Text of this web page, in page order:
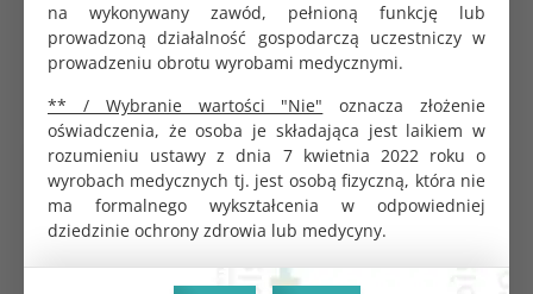
na wykonywany zawód, pełnioną funkcję lub
prowadzoną działalność gospodarczą uczestniczy w
prowadzeniu obrotu wyrobami medycznymi.
** / Wybranie wartości "Nie" oznacza złożenie
oświadczenia, że osoba je składająca jest laikiem w
rozumieniu ustawy z dnia 7 kwietnia 2022 roku o
wyrobach medycznych tj. jest osobą fizyczną, która nie
ma formalnego wykształcenia w odpowiedniej
dziedzinie ochrony zdrowia lub medycyny.
Viruton Pulver proszek do dezynfekcji narzędzi 1kg
153.00 zł
Viruton Extra wydajny płyn do dezynfekcji narzędzi
1L
115.20 zł